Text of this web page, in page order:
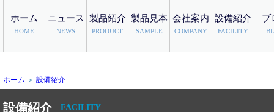
ホーム
HOME
ニュース
NEWS
製品紹介
PRODUCT
製品見本
SAMPLE
会社案内
COMPANY
設備紹介
FACILITY
ブ
ホーム ＞ 設備紹介
設備紹介 FACILITY